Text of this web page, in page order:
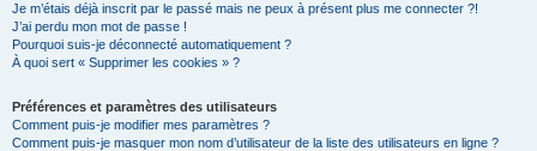
Je m’étais déjà inscrit par le passé mais ne peux à présent plus me connecter ?!
J’ai perdu mon mot de passe !
Pourquoi suis-je déconnecté automatiquement ?
À quoi sert « Supprimer les cookies » ?
Préférences et paramètres des utilisateurs
Comment puis-je modifier mes paramètres ?
Comment puis-je masquer mon nom d’utilisateur de la liste des utilisateurs en ligne ?